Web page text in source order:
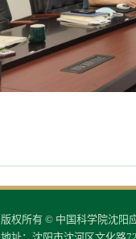
版权所有 © 中国科学院沈阳